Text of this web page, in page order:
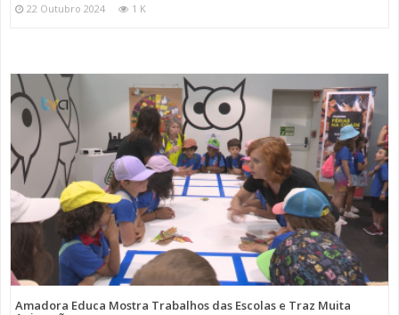
22 Outubro 2024 1 K
Amadora Educa Mostra Trabalhos das Escolas e Traz Muita